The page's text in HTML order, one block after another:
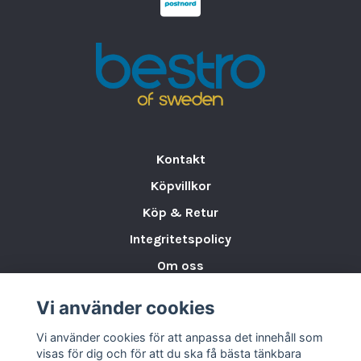
ALBUFERA Skål 16cm
Kontakt
Köpvillkor
Köp & Retur
Integritetspolicy
Om oss
Varumärken & Partners
BLOGG
Vi använder cookies
Vi använder cookies för att anpassa det innehåll som
visas för dig och för att du ska få bästa tänkbara